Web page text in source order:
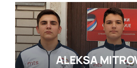
ALEKSA